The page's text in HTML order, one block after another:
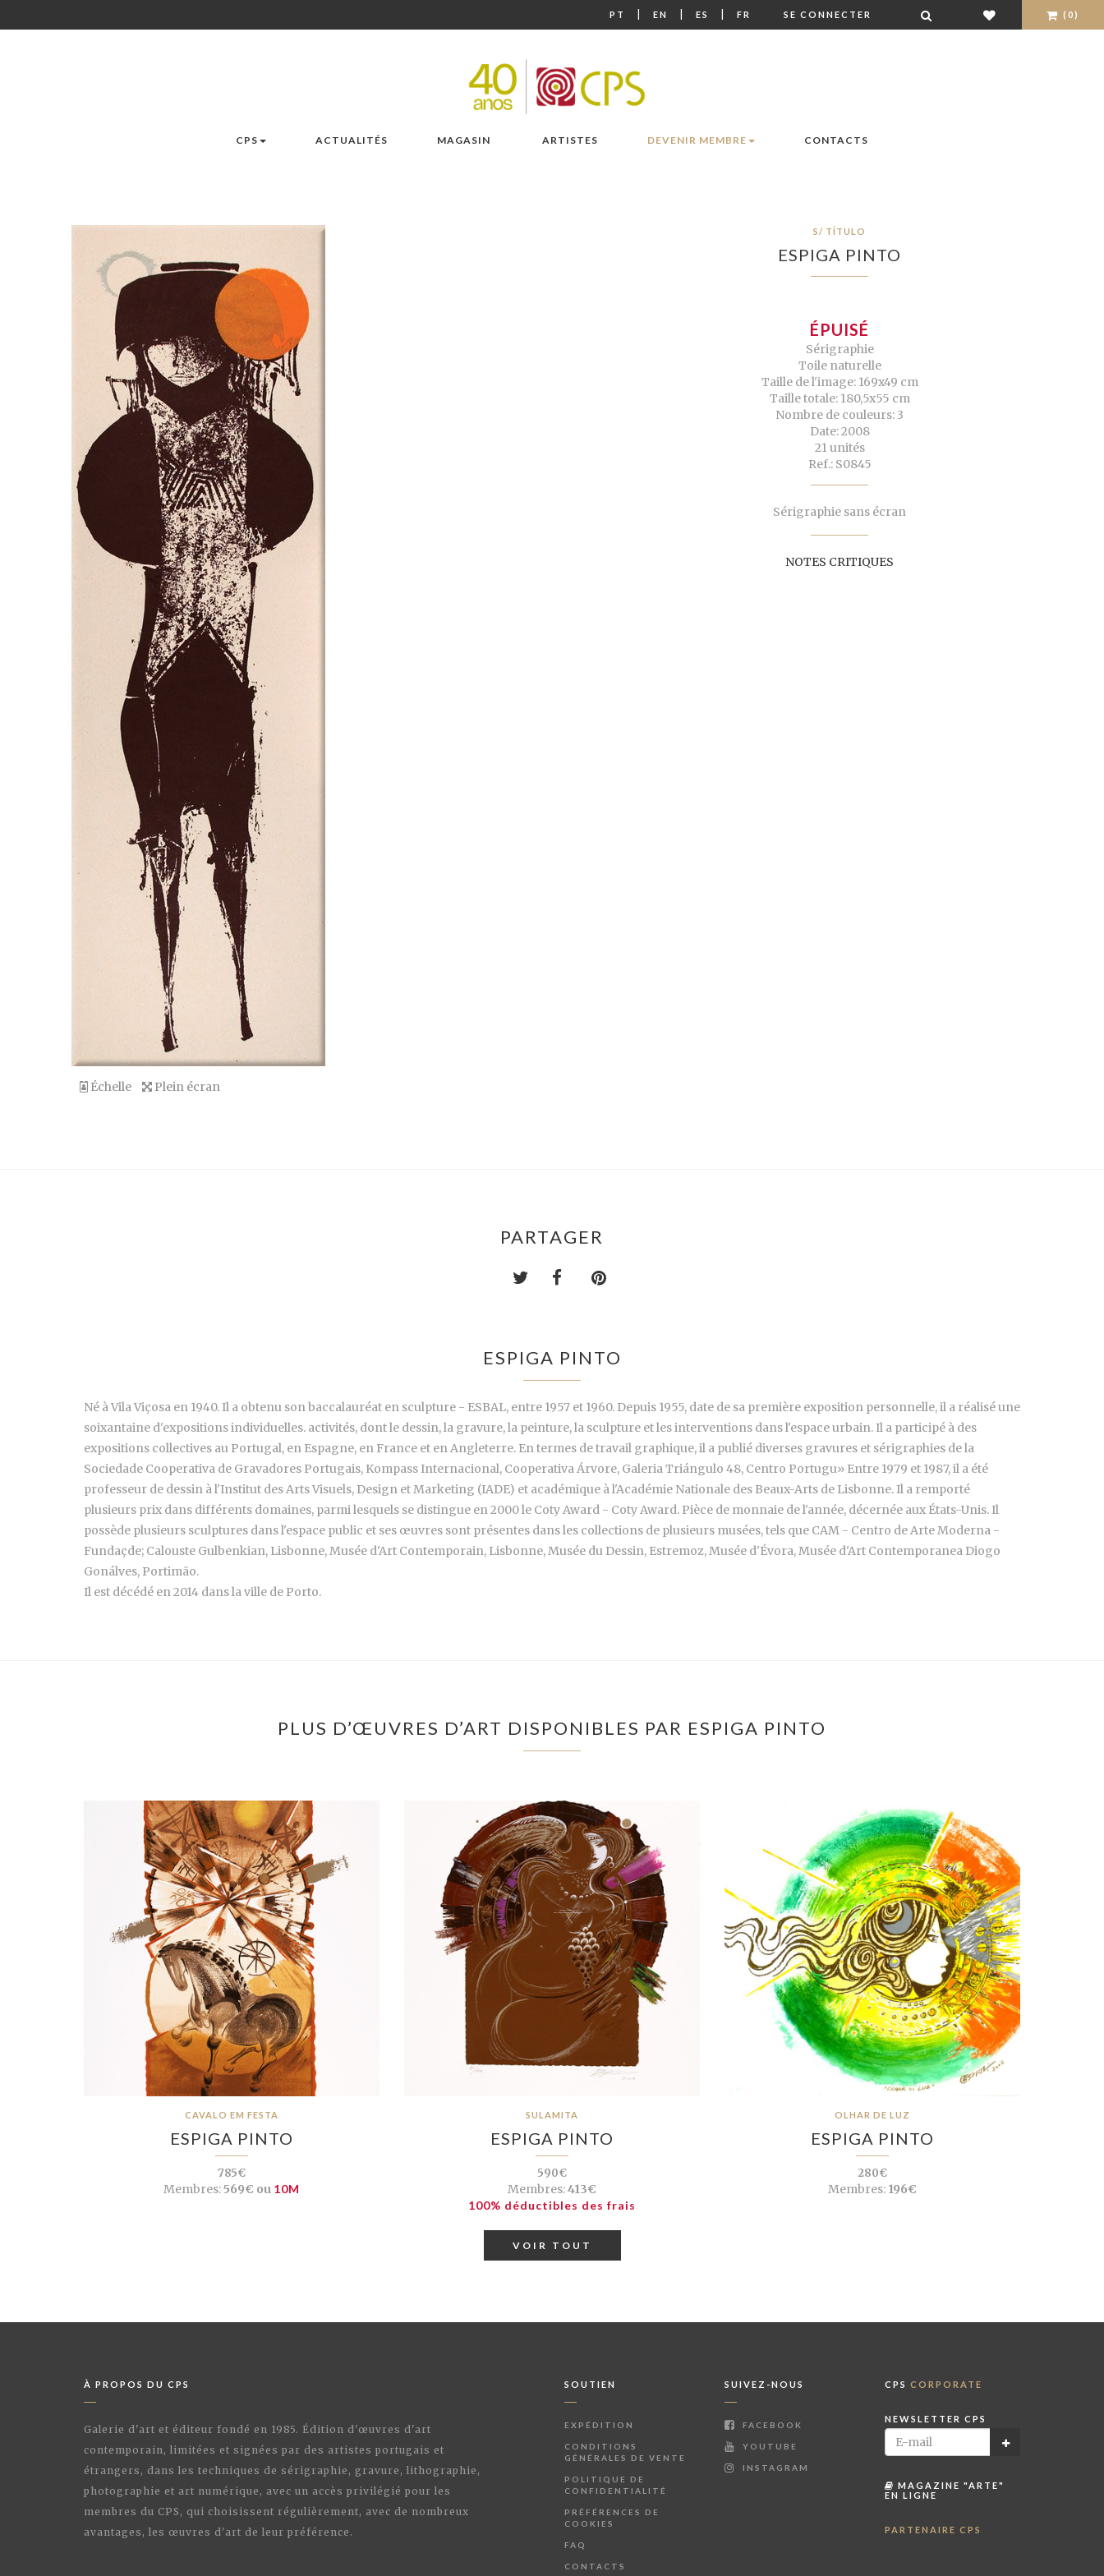
PT | EN | ES | FR SE CONNECTER (0)
CPS ACTUALITÉS MAGASIN ARTISTES DEVENIR MEMBRE CONTACTS
Échelle Plein écran
S/ TÍTULO
ESPIGA PINTO
ÉPUISÉ
Sérigraphie
Toile naturelle
Taille de l'image: 169x49 cm
Taille totale: 180,5x55 cm
Nombre de couleurs: 3
Date: 2008
21 unités
Ref.: S0845
Sérigraphie sans écran
NOTES CRITIQUES
PARTAGER
ESPIGA PINTO
Né à Vila Viçosa en 1940. Il a obtenu son baccalauréat en sculpture - ESBAL, entre 1957 et 1960. Depuis 1955, date de sa première exposition personnelle, il a réalisé une
soixantaine d'expositions individuelles. activités, dont le dessin, la gravure, la peinture, la sculpture et les interventions dans l'espace urbain. Il a participé à des
expositions collectives au Portugal, en Espagne, en France et en Angleterre. En termes de travail graphique, il a publié diverses gravures et sérigraphies de la
Sociedade Cooperativa de Gravadores Portugais, Kompass Internacional, Cooperativa Árvore, Galeria Triángulo 48, Centro Portugu» Entre 1979 et 1987, il a été
professeur de dessin à l'Institut des Arts Visuels, Design et Marketing (IADE) et académique à l'Académie Nationale des Beaux-Arts de Lisbonne. Il a remporté
plusieurs prix dans différents domaines, parmi lesquels se distingue en 2000 le Coty Award - Coty Award. Pièce de monnaie de l'année, décernée aux États-Unis. Il
possède plusieurs sculptures dans l'espace public et ses œuvres sont présentes dans les collections de plusieurs musées, tels que CAM - Centro de Arte Moderna -
Fundaçde; Calouste Gulbenkian, Lisbonne, Musée d'Art Contemporain, Lisbonne, Musée du Dessin, Estremoz, Musée d'Évora, Musée d'Art Contemporanea Diogo
Gonálves, Portimão.
Il est décédé en 2014 dans la ville de Porto.
PLUS D’ŒUVRES D’ART DISPONIBLES PAR ESPIGA PINTO
CAVALO EM FESTA
ESPIGA PINTO
785€
Membres:569€ ou 10M
SULAMITA
ESPIGA PINTO
590€
Membres:413€
100% déductibles des frais
OLHAR DE LUZ
ESPIGA PINTO
280€
Membres: 196€
VOIR TOUT
À PROPOS DU CPS
Galerie d'art et éditeur fondé en 1985. Édition d'œuvres d'art
contemporain, limitées et signées par des artistes portugais et
étrangers, dans les techniques de sérigraphie, gravure, lithographie,
photographie et art numérique, avec un accès privilégié pour les
membres du CPS, qui choisissent régulièrement, avec de nombreux
avantages, les œuvres d'art de leur préférence.
SOUTIEN
EXPÉDITION
CONDITIONS
GÉNÉRALES DE VENTE
POLITIQUE DE
CONFIDENTIALITÉ
PRÉFÉRENCES DE
COOKIES
FAQ
CONTACTS
SUIVEZ-NOUS
FACEBOOK
YOUTUBE
INSTAGRAM
CPS CORPORATE
NEWSLETTER CPS
MAGAZINE "ARTE"
EN LIGNE
PARTENAIRE CPS